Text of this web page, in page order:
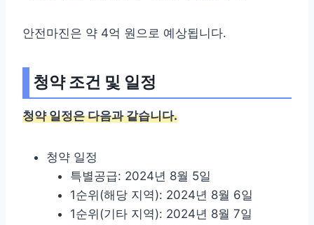
안전마진은 약 4억 원으로 예상됩니다.
청약 조건 및 일정
청약 일정은 다음과 같습니다.
청약 일정
특별공급: 2024년 8월 5일
1순위(해당 지역): 2024년 8월 6일
1순위(기타 지역): 2024년 8월 7일